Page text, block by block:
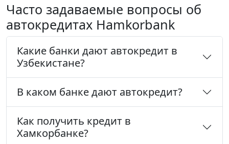
Часто задаваемые вопросы об
автокредитах Hamkorbank
Какие банки дают автокредит в
Узбекистане?
В каком банке дают автокредит?
Как получить кредит в
Хамкорбанке?